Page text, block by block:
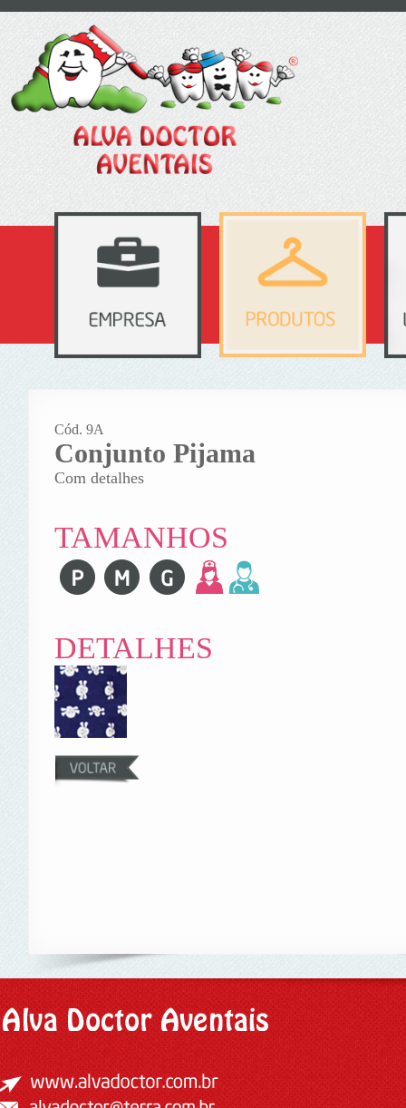
Cód. 9A
Conjunto Pijama
Com detalhes
TAMANHOS
DETALHES